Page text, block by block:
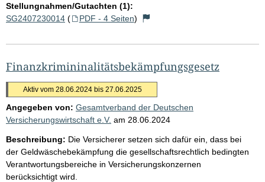
Stellungnahmen/Gutachten (1):
SG2407230014 ( PDF - 4 Seiten)
Finanzkrimininalitätsbekämpfungsgesetz
Aktiv vom 28.06.2024 bis 27.06.2025
Angegeben von: Gesamtverband der Deutschen
Versicherungswirtschaft e.V. am 28.06.2024
Beschreibung: Die Versicherer setzen sich dafür ein, dass bei
der Geldwäschebekämpfung die gesellschaftsrechtlich bedingten
Verantwortungsbereiche in Versicherungskonzernen
berücksichtigt wird.